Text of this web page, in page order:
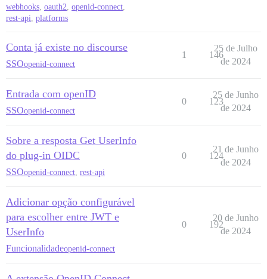
webhooks, oauth2, openid-connect,
rest-api, platforms
Conta já existe no discourse
SSOopenid-connect
1 146
25 de Julho
de 2024
Entrada com openID
SSOopenid-connect
0 123
25 de Junho
de 2024
Sobre a resposta Get UserInfo
do plug-in OIDC
SSOopenid-connect rest-api
0 124
21 de Junho
de 2024
Adicionar opção configurável
para escolher entre JWT e
UserInfo
Funcionalidadeopenid-connect
0 192
20 de Junho
de 2024